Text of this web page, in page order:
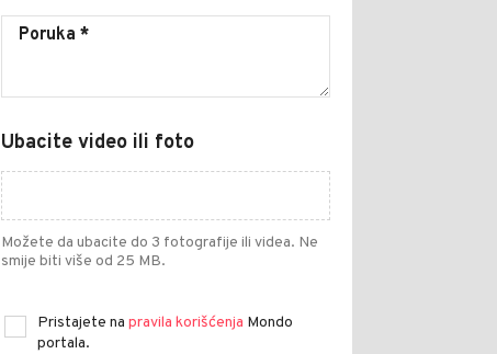
Ubacite video ili foto
Možete da ubacite do 3 fotografije ili videa. Ne
smije biti više od 25 MB.
Pristajete na pravila korišćenja Mondo
portala.